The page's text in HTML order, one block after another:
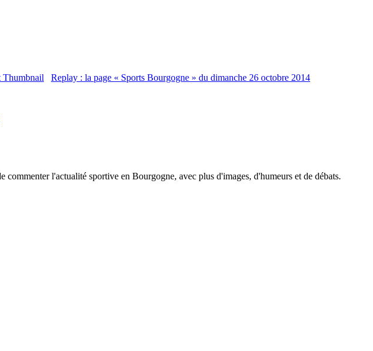
Replay : la page « Sports Bourgogne » du dimanche 26 octobre 2014
l'actualité sportive en Bourgogne, avec plus d'images, d'humeurs et de débats.